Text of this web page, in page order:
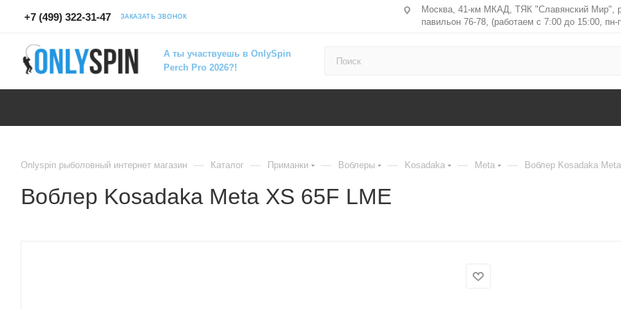
+7 (499) 322-31-47 ЗАКАЗАТЬ ЗВОНОК
Москва, 41-км МКАД, ТЯК "Славянский Мир",
павильон 76-78, (работаем с 7:00 до 15:00, пн-
А ты участвуешь в OnlySpin
Perch Pro 2026?!
Onlyspin рыболовный интернет магазин — Каталог — Приманки — Воблеры — Kosadaka — Meta — Воблер Kosadaka
Воблер Kosadaka Meta XS 65F LME